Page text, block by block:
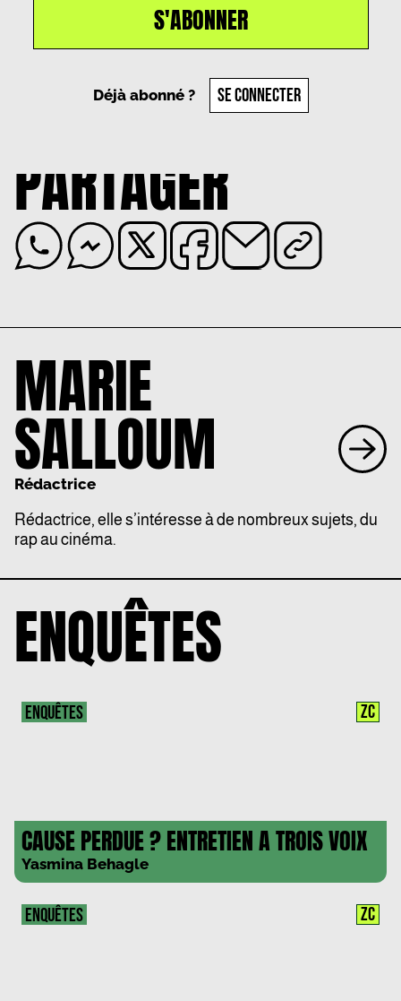
S'ABONNER
Déjà abonné ? SE CONNECTER
Marie Salloum, le
PARTAGER
MARIE
SALLOUM
Rédactrice
Rédactrice, elle s’intéresse à de nombreux sujets, du
rap au cinéma.
ENQUÊTES
CAUSE PERDUE ? ENTRETIEN A TROIS VOIX
Yasmina Behagle
ENQUÊTES ZC
ENQUÊTES ZC